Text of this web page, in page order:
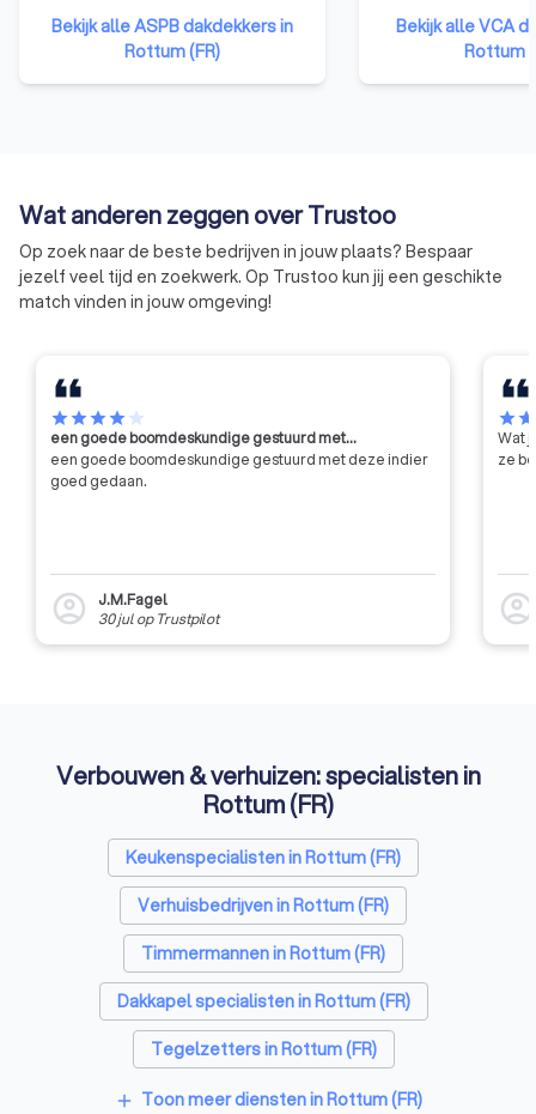
veelzijdig, ambachtelijk vak. Onze
leden zijn gediplomeerd en
weten alles van veilig en
verantwoord stoken.
Bekijk alle ASPB dakdekkers in
Rottum (FR)
laten bedrijven
en ervaring
gebied van veilig
werken en dat het
Bekijk alle VCA
Rottum
Wat anderen zeggen over Trustoo
Op zoek naar de beste bedrijven in jouw plaats? Bespaar
jezelf veel tijd en zoekwerk. Op Trustoo kun jij een geschikte
match vinden in jouw omgeving!
starstarstarstarstar
een goede boomdeskundige gestuurd met…
een goede boomdeskundige gestuurd met deze indier
goed gedaan.
account_circle
J.M.Fagel
30 julop Trustpilot
starstar
Wat
ze
account_circle
Verbouwen & verhuizen: specialisten in
Rottum (FR)
Keukenspecialisten in Rottum (FR)
Verhuisbedrijven in Rottum (FR)
Timmermannen in Rottum (FR)
Dakkapel specialisten in Rottum (FR)
Tegelzetters in Rottum (FR)
Sloopbedrijven in Rottum (FR)
add Toon meer diensten in Rottum (FR)